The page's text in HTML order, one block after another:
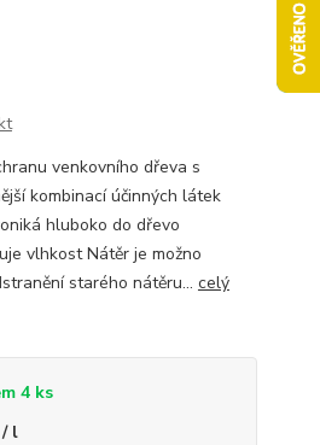
venkovního dřeva s
kombinací účinných látek
hluboko do dřevo
vlhkost Nátěr je možno
starého nátěru... celý
4 ks
/ l